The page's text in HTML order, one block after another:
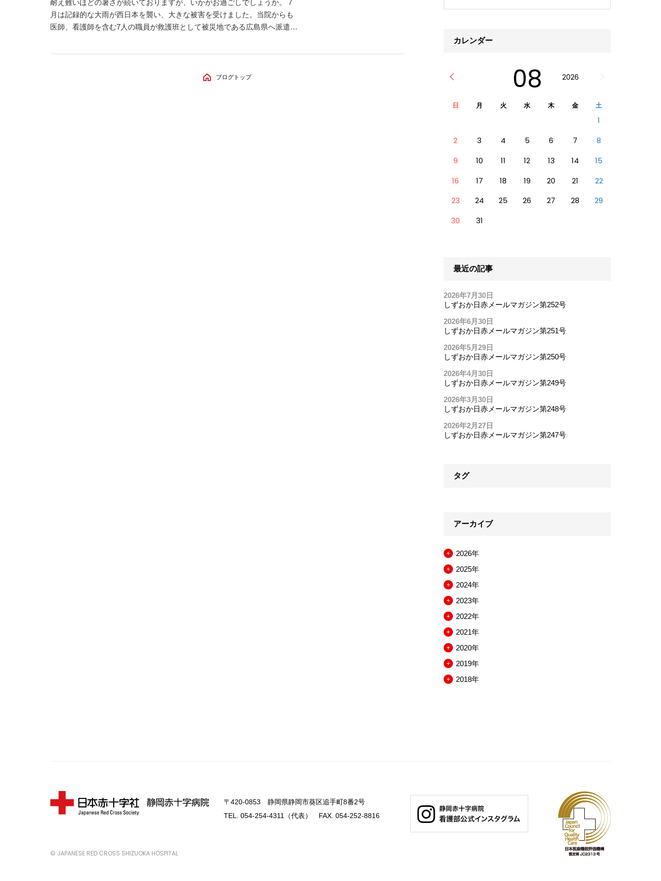
耐え難いほどの暑さが続いておりますが、いかがお過ごしでしょうか。 7
月は記録的な大雨が西日本を襲い、大きな被害を受けました。当院からも
医師、看護師を含む7人の職員が救護班として被災地である広島県へ派遣さ
ブログトップ
カレンダー
08 2026
日 月 火 水 木 金 土
1
2
3 4 5 6 7
8
9
10 11 12 13 14
15
16
17 18 19 20 21
22
23
24 25 26 27 28
29
30
31
最近の記事
2026年7月30日
しずおか日赤メールマガジン第252号
2026年6月30日
しずおか日赤メールマガジン第251号
2026年5月29日
しずおか日赤メールマガジン第250号
2026年4月30日
しずおか日赤メールマガジン第249号
2026年3月30日
しずおか日赤メールマガジン第248号
2026年2月27日
しずおか日赤メールマガジン第247号
タグ
アーカイブ
2026年
メ
ー
を
開
閉
2025年
メ
ー
を
開
閉
2024年
メ
ー
を
開
閉
2023年
メ
ー
を
開
2022年
メ
ー
を
2021年
メ
ー
2020年
メ
2019年
メ
2018年
〒420-0853 静岡県静岡市葵区追手町8番2号
TEL. 054-254-4311（代表） FAX. 054-252-8816
© JAPANESE RED CROSS SHIZUOKA HOSPITAL